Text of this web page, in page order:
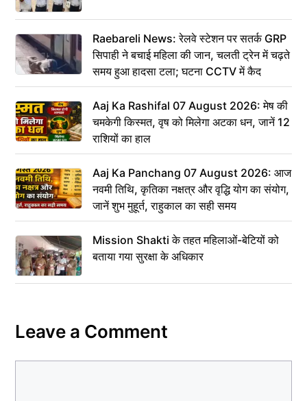
Raebareli News: रेलवे स्टेशन पर सतर्क GRP
सिपाही ने बचाई महिला की जान, चलती ट्रेन में चढ़ते
समय हुआ हादसा टला; घटना CCTV में कैद
Aaj Ka Rashifal 07 August 2026: मेष की
चमकेगी किस्मत, वृष को मिलेगा अटका धन, जानें 12
राशियों का हाल
Aaj Ka Panchang 07 August 2026: आज
नवमी तिथि, कृतिका नक्षत्र और वृद्धि योग का संयोग,
जानें शुभ मुहूर्त, राहुकाल का सही समय
Mission Shakti के तहत महिलाओं-बेटियों को
बताया गया सुरक्षा के अधिकार
Leave a Comment